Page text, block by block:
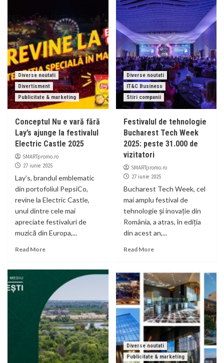
Diverse noutati
Divertisment
Publicitate & marketing
Conceptul Nu e vară fără
Lay’s ajunge la festivalul
Electric Castle 2025
SMARTpromo.ro
27 iunie 2025
Lay’s, brandul emblematic
din portofoliul PepsiCo,
revine la Electric Castle,
unul dintre cele mai
apreciate festivaluri de
muzică din Europa,...
Read More
Diverse noutati
IT&C Business
Stiri companii
Festivalul de tehnologie
Bucharest Tech Week
2025: peste 31.000 de
vizitatori
SMARTpromo.ro
27 iunie 2025
Bucharest Tech Week, cel
mai amplu festival de
tehnologie și inovație din
România, a atras, în ediția
din acest an,...
Read More
Diverse noutati
Publicitate & marketing